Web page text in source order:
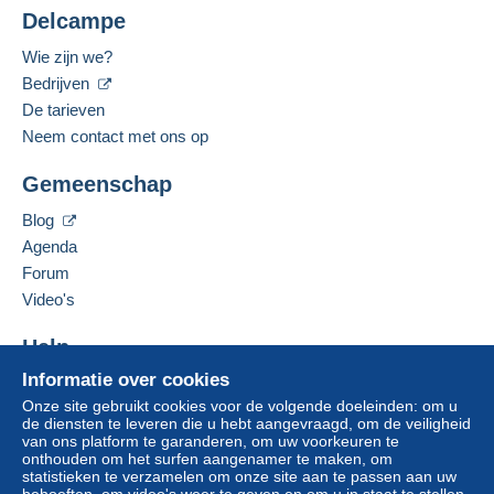
beschikking stelt in de pagina "
Betalen
credit/debitcardof overboeking naar uw saldo,
Een onbetaalde aankoop kan gevolgen hebben
voor de rekening van de koper.
Als de verkoopvoorwaarden van de verkoper
clausules bevatten met betrekking tot de betaling,
moeten deze als nietig worden beschouwd. De
Delcampe, zoals gedefinieerd in de
toepassing zijn.
Aankopen moeten worden betaald binnen14
dagenna ontvangst van de eindafrekening van de
verkoper.
Woonplaats:
België
Gesproken talen:
Frans,
De verkoper contacteren
Informatie over cookies
Onze site gebruikt cookies voor de volgende doeleinden: om u
de diensten te leveren die u hebt aangevraagd, om de veiligheid
van ons platform te garanderen, om uw voorkeuren te
onthouden om het surfen aangenamer te maken, om
statistieken te verzamelen om onze site aan te passen aan uw
Delcampe
Wie zijn we?
Bedrijven
De tarieven
Neem contact met ons op
Gemeenschap
Blog
Agenda
Forum
Video's
Help
Hulpcentrum
Kopen op Delcampe
Verkopen op Delcampe
Een beveiligde website